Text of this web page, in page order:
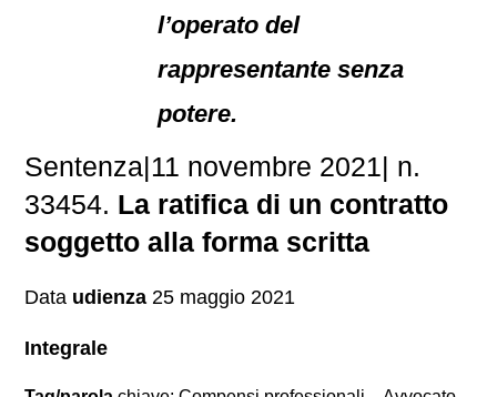
l’operato del
rappresentante senza
potere.
Sentenza|11 novembre 2021| n.
33454. La ratifica di un contratto
soggetto alla forma scritta
Data udienza 25 maggio 2021
Integrale